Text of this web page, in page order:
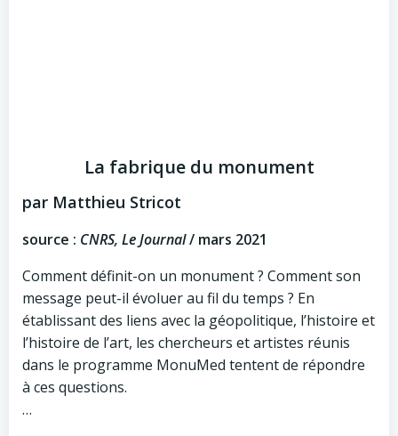
La fabrique du monument
par Matthieu Stricot
source : CNRS, Le Journal/ mars 2021
Comment définit-on un monument ? Comment son
message peut-il évoluer au fil du temps ? En
établissant des liens avec la géopolitique, l’histoire et
l’histoire de l’art, les chercheurs et artistes réunis
dans le programme MonuMed tentent de répondre
à ces questions.
…